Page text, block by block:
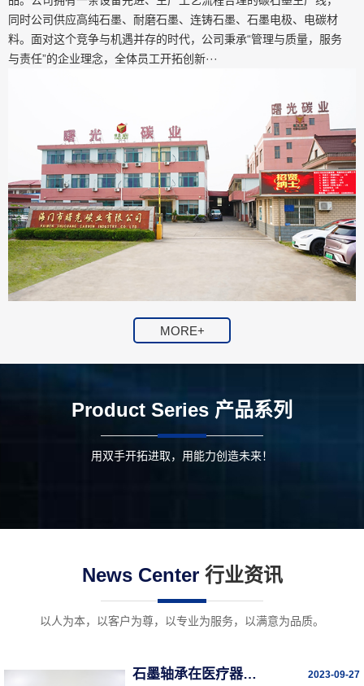
同时公司供应高纯石墨、耐磨石墨、连铸石墨、石墨电极、电碳材
料。面对这个竞争与机遇并存的时代，公司秉承“管理与质量，服务
与责任”的企业理念，全体员工开拓创新···
MORE+
Product Series 产品系列
用双手开拓进取，用能力创造未来！
News Center 行业资讯
以人为本，以客户为尊，以专业为服务，以满意为品质。
石墨轴承在医疗器械中的突破 2023-09-27